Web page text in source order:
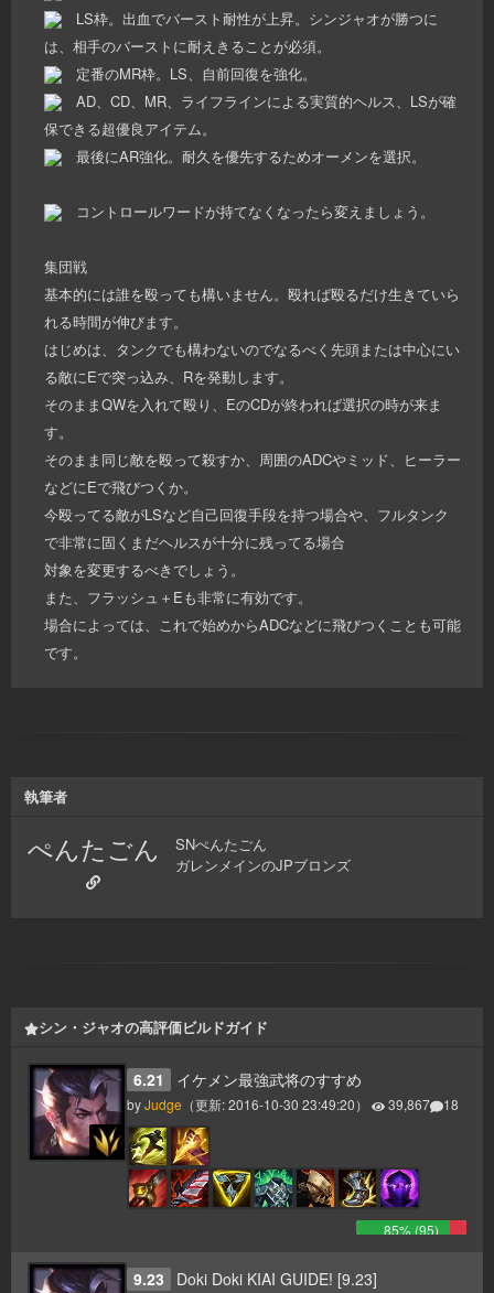
LS枠。出血でバースト耐性が上昇。シンジャオが勝つに
は、相手のバーストに耐えきることが必須。
定番のMR枠。LS、自前回復を強化。
AD、CD、MR、ライフラインによる実質的ヘルス、LSが確
保できる超優良アイテム。
最後にAR強化。耐久を優先するためオーメンを選択。
コントロールワードが持てなくなったら変えましょう。
集団戦
基本的には誰を殴っても構いません。殴れば殴るだけ生きていら
れる時間が伸びます。
はじめは、タンクでも構わないのでなるべく先頭または中心にい
る敵にEで突っ込み、Rを発動します。
そのままQWを入れて殴り、EのCDが終われば選択の時が来ま
す。
そのまま同じ敵を殴って殺すか、周囲のADCやミッド、ヒーラー
などにEで飛びつくか。
今殴ってる敵がLSなど自己回復手段を持つ場合や、フルタンク
で非常に固くまだヘルスが十分に残ってる場合
対象を変更するべきでしょう。
また、フラッシュ＋Eも非常に有効です。
場合によっては、これで始めからADCなどに飛びつくことも可能
です。
執筆者
ぺんたごん
SNぺんたごん
ガレンメインのJPブロンズ
シン・ジャオの高評価ビルドガイド
6.21 イケメン最強武将のすすめ
byJudge （更新:2016-10-30 23:49:20） 39,867 18
85% (95)
9.23 Doki Doki KIAI GUIDE! [9.23]